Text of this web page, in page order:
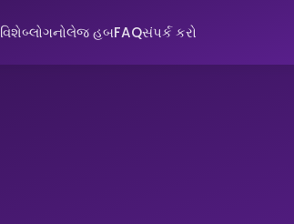
વિશેબ્લોગનોલેજ હબFAQસંપર્ક કરો